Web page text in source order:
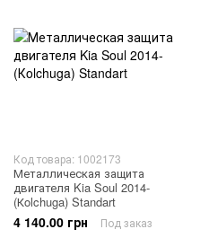
Код товара: 1002173
Металлическая защита
двигателя Kia Soul 2014-
(Кolchuga) Standart
4 140.00 грн Под заказ